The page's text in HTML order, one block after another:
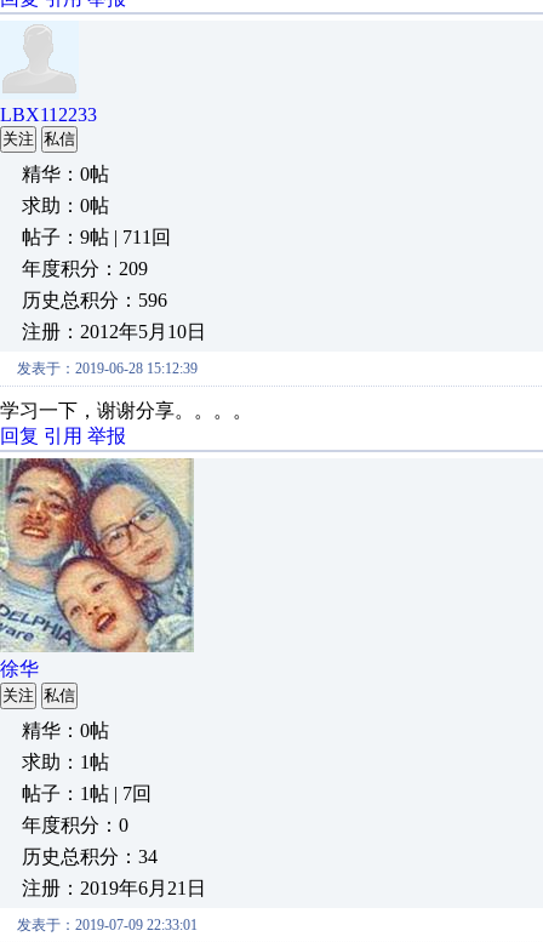
LBX112233
关注 私信
精华：0帖
求助：0帖
帖子：9帖 | 711回
年度积分：209
历史总积分：596
注册：2012年5月10日
发表于：2019-06-28 15:12:39
学习一下，谢谢分享。。。。
回复 引用 举报
徐华
关注 私信
精华：0帖
求助：1帖
帖子：1帖 | 7回
年度积分：0
历史总积分：34
注册：2019年6月21日
发表于：2019-07-09 22:33:01